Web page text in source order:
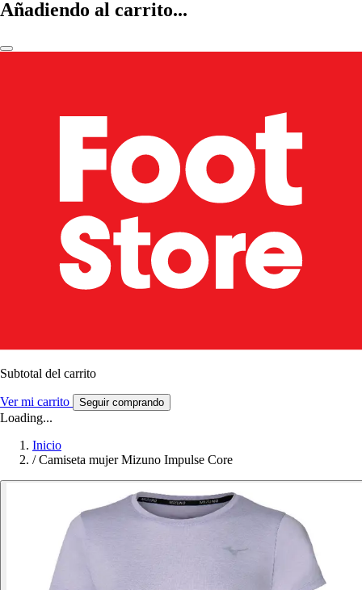
Añadiendo al carrito...
Subtotal del carrito
Ver mi carrito Seguir comprando
Loading...
Inicio
/ Camiseta mujer Mizuno Impulse Core